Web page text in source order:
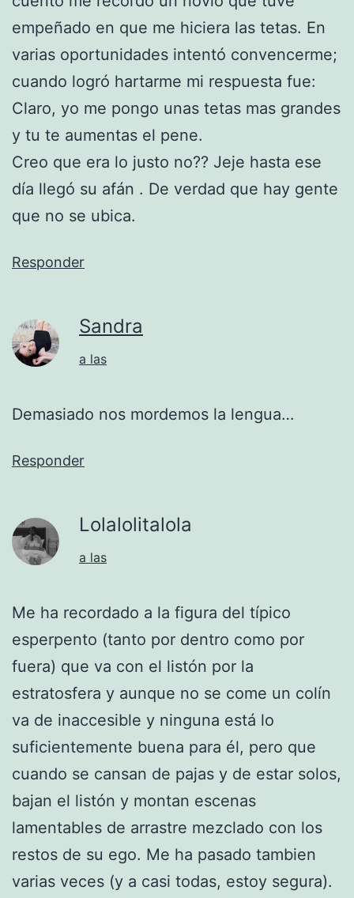
empeñado en que me hiciera las tetas. En
varias oportunidades intentó convencerme;
cuando logró hartarme mi respuesta fue:
Claro, yo me pongo unas tetas mas grandes
y tu te aumentas el pene.
Creo que era lo justo no?? Jeje hasta ese
día llegó su afán . De verdad que hay gente
que no se ubica.
Responder
Sandra
a las
Demasiado nos mordemos la lengua…
Responder
Lolalolitalola
a las
Me ha recordado a la figura del típico
esperpento (tanto por dentro como por
fuera) que va con el listón por la
estratosfera y aunque no se come un colín
va de inaccesible y ninguna está lo
suficientemente buena para él, pero que
cuando se cansan de pajas y de estar solos,
bajan el listón y montan escenas
lamentables de arrastre mezclado con los
restos de su ego. Me ha pasado tambien
varias veces (y a casi todas, estoy segura).